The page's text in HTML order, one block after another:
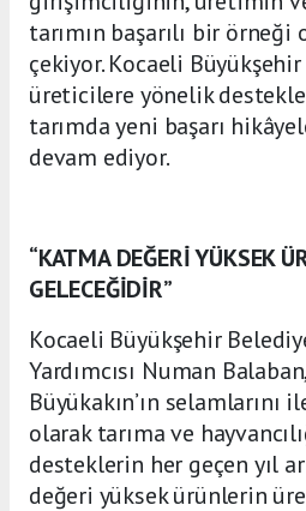
tarımın başarılı bir
çekiyor. Kocaeli
üreticilere yönelik
tarımda yeni başarı
devam ediyor.
“KATMA DEĞERİ YÜKSEK
GELECEĞİDİR”
Kocaeli Büyükşehir
Yardımcısı Numan
Büyükakın’ın selamlarını
olarak tarıma ve
desteklerin her geçen yıl
değeri yüksek ürünlerin